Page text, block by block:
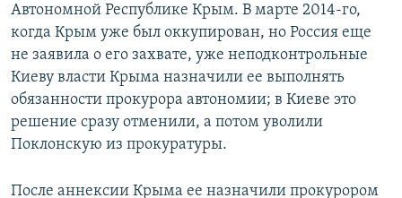
Автономной Республике Крым. В марте 2014-го,
когда Крым уже был оккупирован, но Россия еще
не заявила о его захвате, уже неподконтрольные
Киеву власти Крыма назначили ее выполнять
обязанности прокурора автономии; в Киеве это
решение сразу отменили, а потом уволили
Поклонскую из прокуратуры.
После аннексии Крыма ее назначили прокурором